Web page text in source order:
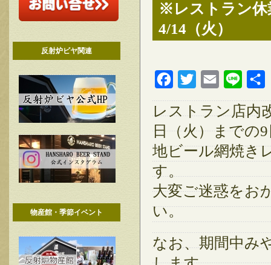
反射炉ビヤ関連
物産館・季節イベント
※レストラン
4/14（火）
FacebookTwitter Email Line
レストラン店内
日（火）までの
地ビール網焼き
す。
大変ご迷惑をお
い。
なお、期間中み